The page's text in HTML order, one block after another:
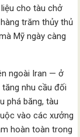
cho tàu chở
trăm thủy thủ
Mỹ ngày càng
ngoài Iran — ở
nhu cầu đối
phá băng, tàu
vào các xưởng
hoàn toàn trong